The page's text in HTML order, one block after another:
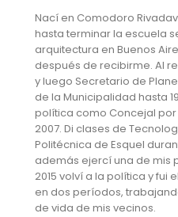
Nací en Comodoro
hasta terminar la escuela
arquitectura en Buenos
después de recibirme. Al
y luego Secretario de
de la Municipalidad hasta
política como Concejal
2007. Di clases de
Politécnica de Esquel
además ejercí una de mis
2015 volví a la política y fui
en dos períodos,
de vida de mis vecinos.